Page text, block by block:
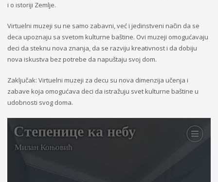
i o istoriji Zemlje.
Virtuelni muzeji su ne samo zabavni, već i jedinstveni način da se
deca upoznaju sa svetom kulturne baštine. Ovi muzeji omogućavaju
deci da steknu nova znanja, da se razviju kreativnost i da dobiju
nova iskustva bez potrebe da napuštaju svoj dom.
Zaključak: Virtuelni muzeji za decu su nova dimenzija učenja i
zabave koja omogućava deci da istražuju svet kulturne baštine u
udobnosti svog doma.